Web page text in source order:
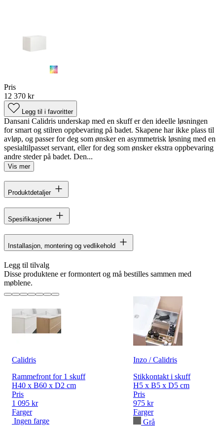
Pris
12 370 kr
Legg til i favoritter
Dansani Calidris underskap med en skuff er den ideelle løsningen
for smart og stilren oppbevaring på badet. Skapene har ikke plass til
avløp, og passer for deg som ønsker en asymmetrisk løsning med en
spesialtilpasset servant, eller for deg som ønsker ekstra oppbevaring
andre steder på badet. Den...
Vis mer
Produktdetaljer
Spesifikasjoner
Installasjon, montering og vedlikehold
Legg til tilvalg
Disse produktene er formontert og må bestilles sammen med
møblene.
Calidris
Rammefront for 1 skuff
H40 x B60 x D2 cm
Pris
1 095 kr
Farger
Ingen farge
Inzo / Calidris
Stikkontakt i skuff
H5 x B5 x D5 cm
Pris
975 kr
Farger
Grå